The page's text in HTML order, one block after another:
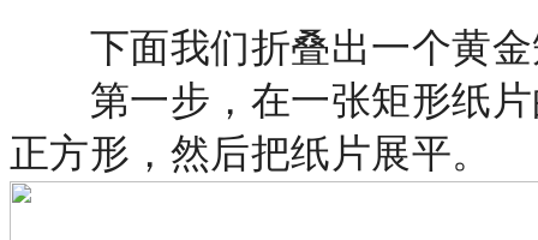
下面我们折叠出一个黄
第一步，在一张矩形纸
正方形，然后把纸片展平。